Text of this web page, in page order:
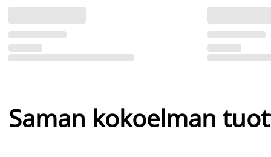
Saman kokoelman